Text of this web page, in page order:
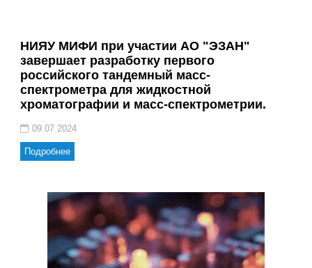
НИЯУ МИФИ при участии АО "ЭЗАН"
завершает разработку первого
российского тандемный масс-
спектрометра для жидкостной
хроматографии и масс-спектрометрии.
09.07.2024
Подробнее